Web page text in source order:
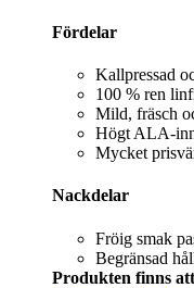
Fördelar
Kallpressad
100 % ren
Mild, fräsch
Högt ALA-
Mycket
Nackdelar
Fröig smak
Begränsad
Produkten finns